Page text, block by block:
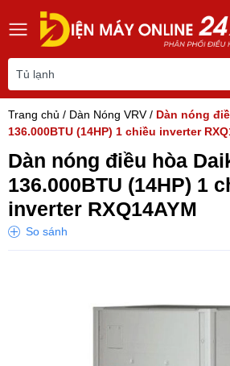
Trang chủ / Dàn Nóng VRV/ Dàn nóng
136.000BTU (14HP) 1 chiều inverter
Dàn nóng điều hòa
136.000BTU (14HP) 1
inverter RXQ14AYM
So sánh